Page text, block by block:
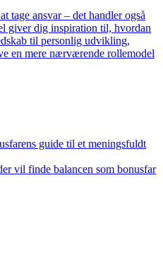
tage ansvar – det handler også
giver dig inspiration til, hvordan
til personlig udvikling,
en mere nærværende rollemodel
guide til et meningsfuldt
vil finde balancen som bonusfar